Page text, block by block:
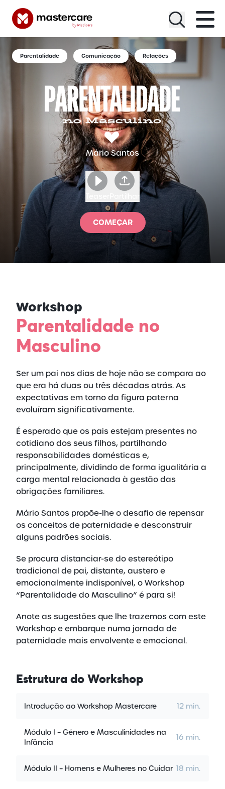
Menu
Parentalidade Comunicação Relações
Mário Santos
COMEÇAR
Workshop
Parentalidade no
Masculino
Ser um pai nos dias de hoje não se compara ao
que era há duas ou três décadas atrás. As
expectativas em torno da figura paterna
evoluíram significativamente.
É esperado que os pais estejam presentes no
cotidiano dos seus filhos, partilhando
responsabilidades domésticas e,
principalmente, dividindo de forma igualitária a
carga mental relacionada à gestão das
obrigações familiares.
Mário Santos propõe-lhe o desafio de repensar
os conceitos de paternidade e desconstruir
alguns padrões sociais.
Se procura distanciar-se do estereótipo
tradicional de pai, distante, austero e
emocionalmente indisponível, o Workshop
“Parentalidade do Masculino” é para si!
Anote as sugestões que lhe trazemos com este
Workshop e embarque numa jornada de
paternidade mais envolvente e emocional.
Estrutura do Workshop
Introdução ao Workshop Mastercare 12 min.
Módulo I – Género e Masculinidades na
Infância
16 min.
Módulo II – Homens e Mulheres no Cuidar 18 min.